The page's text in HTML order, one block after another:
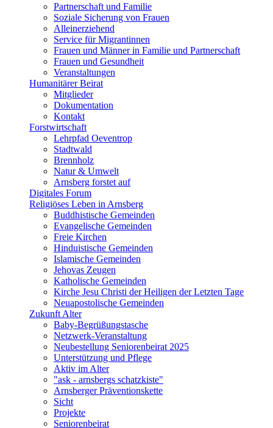
Partnerschaft und Familie
Soziale Sicherung von Frauen
Alleinerziehend
Service für Migrantinnen
Frauen und Männer in Familie und Partnerschaft
Frauen und Gesundheit
Veranstaltungen
Humanitärer Beirat
Mitglieder
Dokumentation
Kontakt
Forstwirtschaft
Lehrpfad Oeventrop
Stadtwald
Brennholz
Natur & Umwelt
Arnsberg forstet auf
Digitales Forum
Religiöses Leben in Arnsberg
Buddhistische Gemeinden
Evangelische Gemeinden
Freie Kirchen
Hinduistische Gemeinden
Islamische Gemeinden
Jehovas Zeugen
Katholische Gemeinden
Kirche Jesu Christi der Heiligen der Letzten Tage
Neuapostolische Gemeinden
Zukunft Alter
Baby-Begrüßungstasche
Netzwerk-Veranstaltung
Neubestellung Seniorenbeirat 2025
Unterstützung und Pflege
Aktiv im Alter
"ask - arnsbergs schatzkiste"
Arnsberger Präventionskette
Sicht
Projekte
Seniorenbeirat